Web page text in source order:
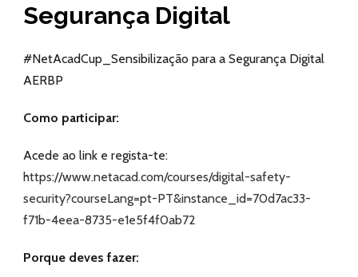
Segurança Digital
#NetAcadCup_Sensibilização para a Segurança Digital
AERBP
Como participar:
Acede ao link e regista-te:
https://www.netacad.com/courses/digital-safety-
security?courseLang=pt-PT&instance_id=70d7ac33-
f71b-4eea-8735-e1e5f4f0ab72
Porque deves fazer: